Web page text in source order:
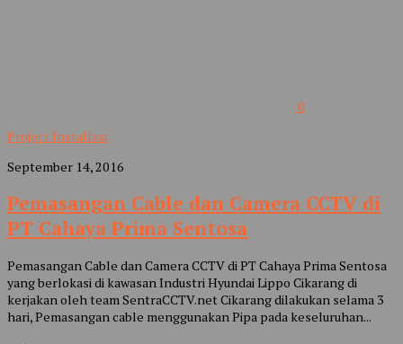
0
Project Installasi
September 14, 2016
Pemasangan Cable dan Camera CCTV di
PT Cahaya Prima Sentosa
Pemasangan Cable dan Camera CCTV di PT Cahaya Prima Sentosa
yang berlokasi di kawasan Industri Hyundai Lippo Cikarang di
kerjakan oleh team SentraCCTV.net Cikarang dilakukan selama 3
hari, Pemasangan cable menggunakan Pipa pada keseluruhan...